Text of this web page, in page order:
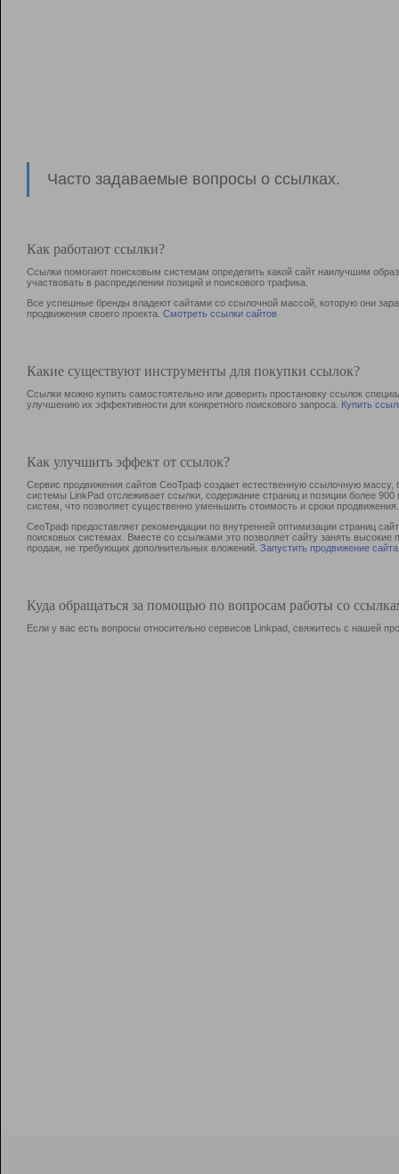
Часто задаваемые вопросы о ссылках.
Как работают ссылки?
Ссылки помогают поисковым системам определить какой сайт наилучшим
участвовать в раcпределении позиций и поискового трафика.
Все успешные бренды владеют сайтами со ссылочной массой, которую они
продвижения своего проекта. Смотреть ссылки сайтов
Какие существуют инструменты для покупки ссылок?
Ссылки можно купить самостоятельно или доверить простановку ссылок
улучшению их эффективности для конкретного поискового запроса. Купить
Как улучшить эффект от ссылок?
Сервис продвижения сайтов СеоТраф создает естественную ссылочную
системы LinkPad отслеживает ссылки, содержание страниц и позиции более
систем, что позволяет существенно уменьшить стоимость и сроки продвижения.
СеоТраф предоставляет рекомендации по внутренней оптимизации страниц
поисковых системах. Вместе со ссылками это позволяет сайту занять
продаж, не требующих дополнительных вложений. Запустить продвижение сайта
Куда обращаться за помощью по вопросам работы со
Если у вас есть вопросы относительно сервисов Linkpad, свяжитесь с нашей